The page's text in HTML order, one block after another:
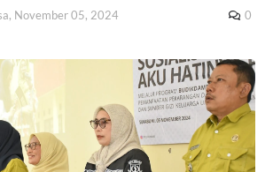
November 05, 2024 0